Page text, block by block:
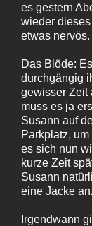
es gestern
wieder
etwas nervös.
Das Blöde:
durchgängig
gewisser Zeit
muss es ja
Susann auf
Parkplatz,
es sich nun
kurze Zeit
Susann
eine Jacke
Irgendwann